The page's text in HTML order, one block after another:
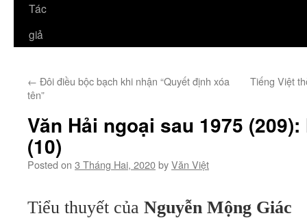
Tác
giả
← Đôi điều bộc bạch khi nhận “Quyết định xóa
tên”
Tiếng Việt
Văn Hải ngoại sau 1975
(10)
Posted on 3 Tháng Hai, 2020byVăn Việt
Tiểu thuyết của Nguyễn Mộng Giác